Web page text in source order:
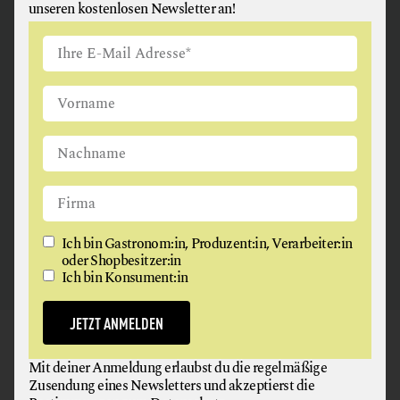
ANGUS & ARTHUR
FLEISCH + FLEISCHERZEUGNISSE
2326 Maria Lanzendorf
GAUMEN HOCH
NEWSLETTER
unseren kostenlosen Newsletter an!
Ich bin Gastronom:in, Produzent:in, Verarbeiter:in
oder Shopbesitzer:in
Ich bin Konsument:in
JETZT ANMELDEN
Mit deiner Anmeldung erlaubst du die regelmäßige
Zusendung eines Newsletters und akzeptierst die